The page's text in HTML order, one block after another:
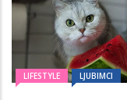
LIFESTYLE LJUBIMCI